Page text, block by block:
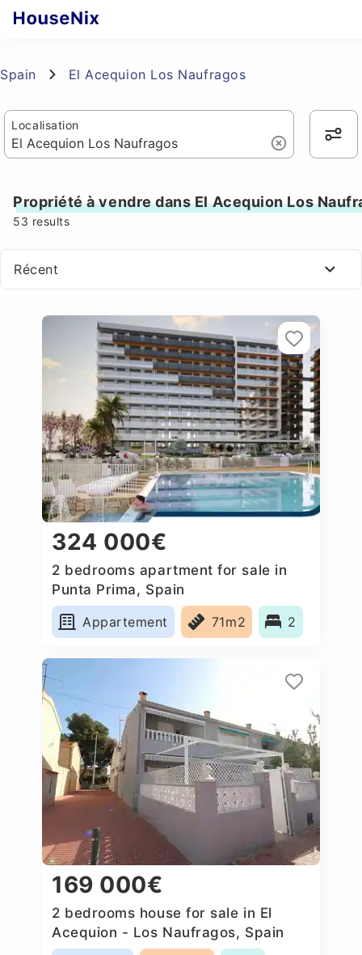
Spain El Acequion Los Naufragos
Localisation
Propriété à vendre dans El Acequion Los
53 results
Récent
324 000€
2 bedrooms apartment for sale in
Punta Prima, Spain
Appartement
71m2 2
169 000€
2 bedrooms house for sale in El
Acequion - Los Naufragos, Spain